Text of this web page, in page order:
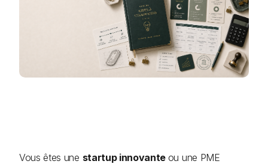
Vous êtes une startup innovante ou une PME